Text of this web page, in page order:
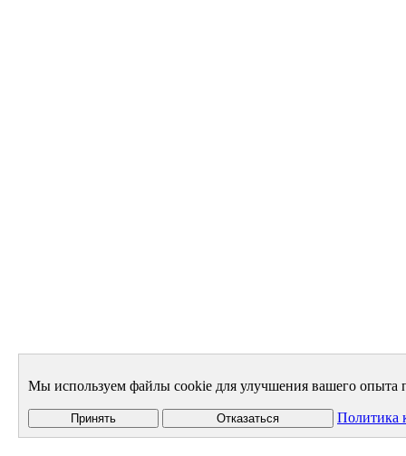
Мы используем файлы cookie для улучшения вашего опыта
Принять Отказаться Политика